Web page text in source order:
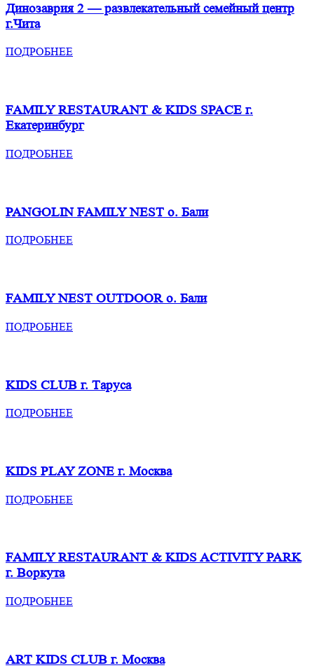
Динозаврия 2 — развлекательный семейный центр
г.Чита
ПОДРОБНЕЕ
FAMILY RESTAURANT & KIDS SPACE г.
Екатеринбург
ПОДРОБНЕЕ
PANGOLIN FAMILY NEST о. Бали
ПОДРОБНЕЕ
FAMILY NEST OUTDOORо. Бали
ПОДРОБНЕЕ
KIDS CLUB г. Таруса
ПОДРОБНЕЕ
KIDS PLAY ZONE г. Москва
ПОДРОБНЕЕ
FAMILY RESTAURANT & KIDS ACTIVITY PARK
г. Воркута
ПОДРОБНЕЕ
ART KIDS CLUB г. Москва